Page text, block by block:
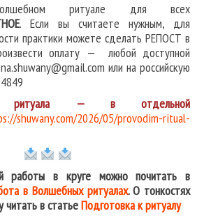
ритуале для всех
. Если вы считаете нужным, для
практики можете сделать РЕПОСТ в
оплату — любой доступной
или на российскую
ритуала — в отдельной
shuwany.com/2026/05/provodim-ritual-
работы в круге можно почитать в
в Волшебных ритуалах. О тонкостях
читать в статьеПодготовка к ритуалу